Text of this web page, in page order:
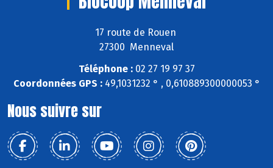
17 route de Rouen
27300 Menneval
Téléphone :02 27 19 97 37
Coordonnées GPS :49,1031232 ° , 0,610889300000053 °
Nous suivre sur